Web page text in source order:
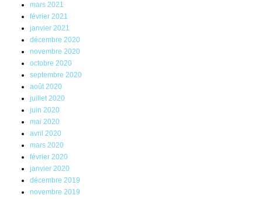
mars 2021
février 2021
janvier 2021
décembre 2020
novembre 2020
octobre 2020
septembre 2020
août 2020
juillet 2020
juin 2020
mai 2020
avril 2020
mars 2020
février 2020
janvier 2020
décembre 2019
novembre 2019